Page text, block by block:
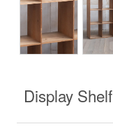
Display Shelf